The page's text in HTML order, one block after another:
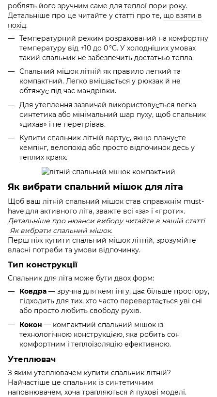
роблять його зручним саме для теплої пори року.
Детальніше про це читайте у статті про те, що взяти в
похід.
Температурний режим розрахований на комфортну
температуру від +10 до 0 °C. У холодніших умовах
такий спальник не забезпечить достатньо тепла.
Спальний мішок літній як правило легкий та
компактний. Легко вміщається у рюкзак й не
обтяжує під час мандрівки.
Для утеплення зазвичай використовується легка
синтетика або мінімальний шар пуху, щоб спальник
«дихав» і не перегрівав.
Купити спальник літній вартує, якщо плануєте
кемпінг, велопохід або просто відпочинок десь у
теплих краях.
Як вибрати спальний мішок для літа
Щоб ваш літній спальний мішок став справжнім must-
have для активного літа, зважте всі «за» і «проти».
Детальніше про нюанси вибору читайте в нашій статті
Як вибрати спальний мішок.
Перш ніж купити спальний мішок літній, зрозумійте
власні потреби та умови відпочинку.
Тип конструкції
Спальник для літа може бути двох форм:
Ковдра — зручна для кемпінгу, дає більше простору,
підходить для тих, хто часто перевертається уві сні
або просто любить свободу рухів.
Кокон — компактний спальний мішок із
технологічною конструкцією, яка робить сон
комфортним і теплоізоляцію ефективною.
Утеплювач
З яким утеплювачем купити спальник літній?
Найчастіше це спальник із синтетичним
наповнювачем, хоча трапляються й пухові моделі.